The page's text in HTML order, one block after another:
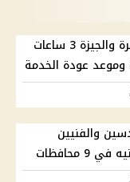
قطع مياه الشرب في القاهرة والجيزة 3 ساعات
وموعد عودة الخدمة
والفنيين